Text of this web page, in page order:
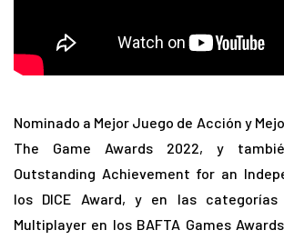
Nominado a Mejor Juego de Acción y
The Game Awards 2022, y
Outstanding Achievement for an
los DICE Award, y en las categorías
Multiplayer en los BAFTA Games